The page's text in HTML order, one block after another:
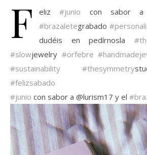
F eliz#junio con sabor a
#brazaletegrabado
dudéis en pedírnosla
#slowjewelry #orfebre
#sustainability
#thesymmetry
#felizsabado
#junio con sabor a @lurism17 y el